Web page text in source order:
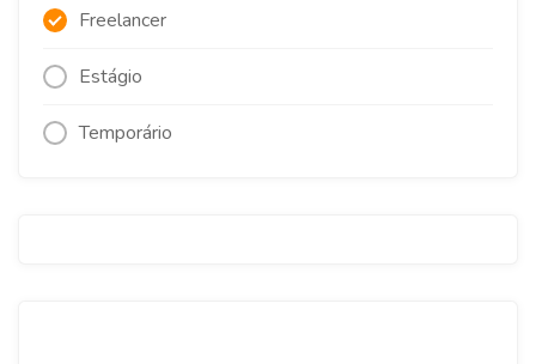
Freelancer
Estágio
Temporário